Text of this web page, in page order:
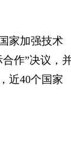
家加强技术
作”决议，
近40个国家